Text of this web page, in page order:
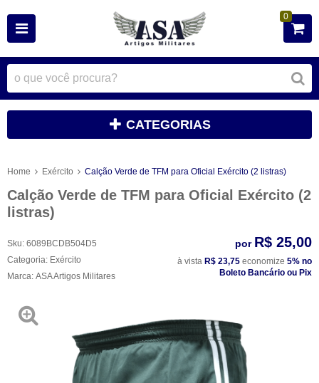
0
CATEGORIAS
Home Exército Calção Verde de TFM para Oficial Exército (2 listras)
Calção Verde de TFM para Oficial Exército (2
listras)
Sku: 6089BCDB504D5
Categoria: Exército
Marca: ASA Artigos Militares
por R$ 25,00
à vista R$ 23,75 economize 5% no
Boleto Bancário ou Pix